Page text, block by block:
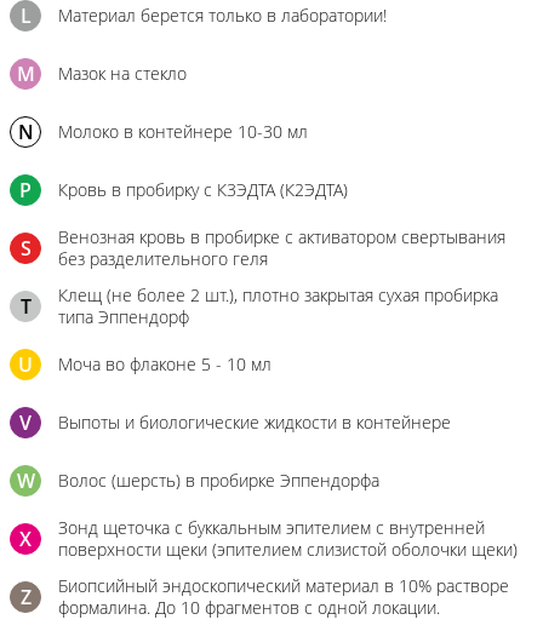
L Материал берется только в лаборатории!
M Мазок на стекло
N Молоко в контейнере 10-30 мл
P Кровь в пробирку с К3ЭДТА (К2ЭДТА)
S
Венозная кровь в пробирке с активатором свертывания
без разделительного геля
T
Клещ (не более 2 шт.), плотно закрытая сухая пробирка
типа Эппендорф
U Моча во флаконе 5 - 10 мл
V Выпоты и биологические жидкости в контейнере
W Волос (шерсть) в пробирке Эппендорфа
X
Зонд щеточка с буккальным эпителием с внутренней
поверхности щеки (эпителием слизистой оболочки щеки)
Z
Биопсийный эндоскопический материал в 10% растворе
формалина. До 10 фрагментов с одной локации.